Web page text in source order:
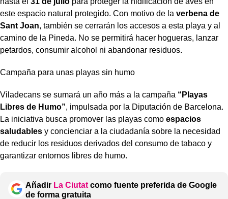
este espacio natural protegido. Con motivo de la verbena de
Sant Joan, también se cerrarán los accesos a esta playa y al
camino de la Pineda. No se permitirá hacer hogueras, lanzar
petardos, consumir alcohol ni abandonar residuos.
Campaña para unas playas sin humo
Viladecans se sumará un año más a la campaña “Playas
Libres de Humo”, impulsada por la Diputación de Barcelona.
La iniciativa busca promover las playas como espacios
saludables y concienciar a la ciudadanía sobre la necesidad
de reducir los residuos derivados del consumo de tabaco y
garantizar entornos libres de humo.
Añadir La Ciutat como fuente preferida de Google
de forma gratuita